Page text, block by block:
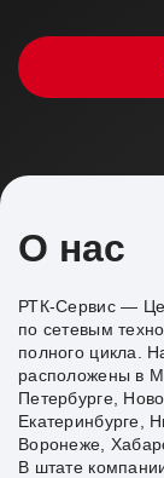
О нас
РТК-Сервис —
по сетевым
полного цикла.
расположены в
Петербурге,
Екатеринбурге,
Воронеже,
В штате